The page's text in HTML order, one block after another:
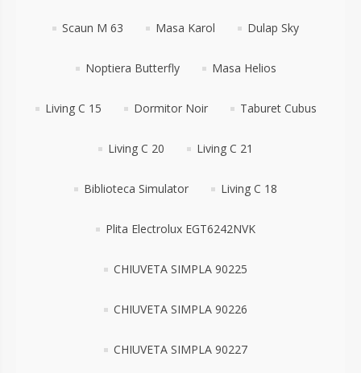
Scaun M 63 Masa Karol Dulap Sky
Noptiera Butterfly Masa Helios
Living C 15 Dormitor Noir Taburet Cubus
Living C 20 Living C 21
Biblioteca Simulator Living C 18
Plita Electrolux EGT6242NVK
CHIUVETA SIMPLA 90225
CHIUVETA SIMPLA 90226
CHIUVETA SIMPLA 90227